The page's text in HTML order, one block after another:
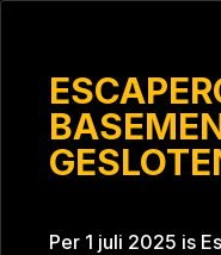
Per 1 juli 2025 is